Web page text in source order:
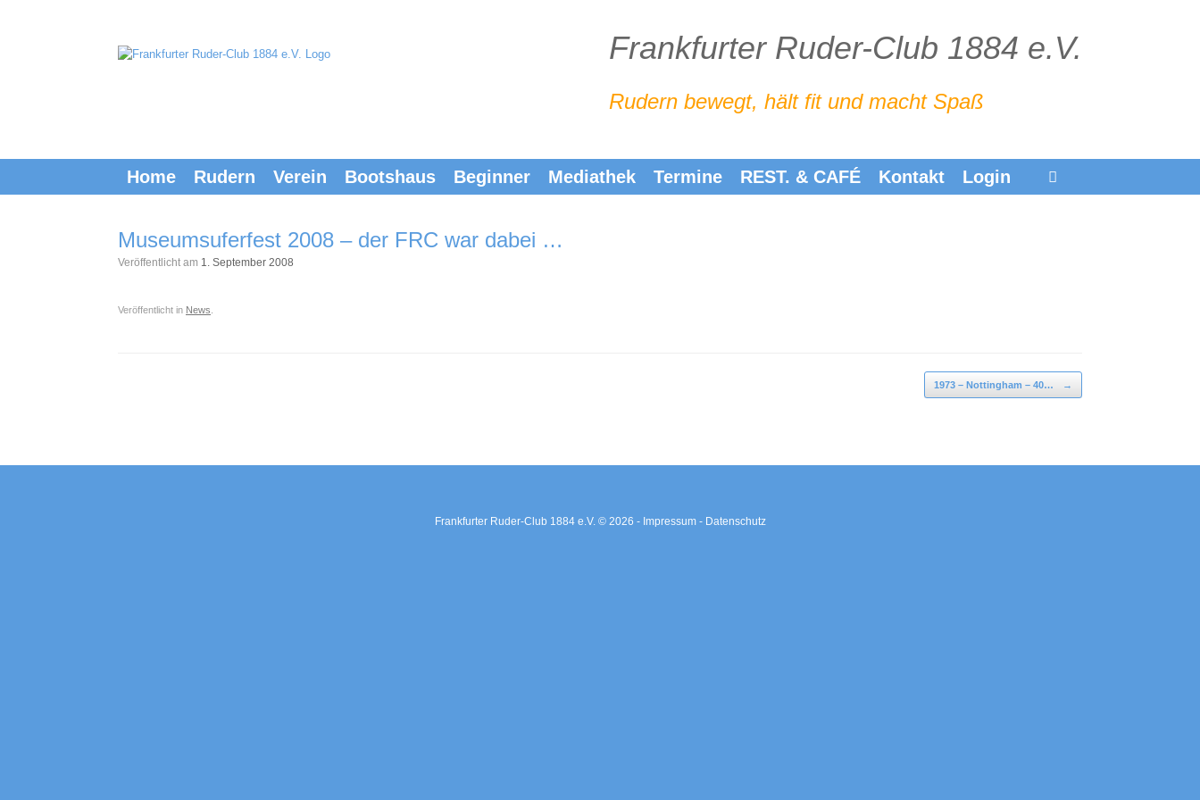
Frankfurter Ruder-Club 1884 e.V.
Rudern bewegt, hält fit und macht Spaß
Home Rudern Verein Bootshaus Beginner Mediathek Termine REST. & CAFÉ Kontakt Login
Museumsuferfest 2008 – der FRC war dabei …
Veröffentlicht am 1. September 2008
Veröffentlicht in News
1973 – Nottingham – 40… →
Frankfurter Ruder-Club 1884 e.V. © 2026 - Impressum - Datenschutz